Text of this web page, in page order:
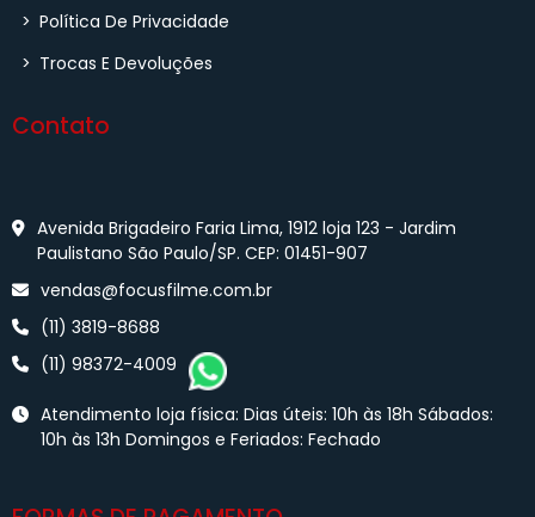
> Política De Privacidade
> Trocas E Devoluções
Contato
Avenida Brigadeiro Faria Lima, 1912 loja 123 - Jardim
Paulistano São Paulo/SP. CEP: 01451-907
vendas@focusfilme.com.br
(11) 3819-8688
(11) 98372-4009
Atendimento loja física: Dias úteis: 10h às 18h Sábados:
10h às 13h Domingos e Feriados: Fechado